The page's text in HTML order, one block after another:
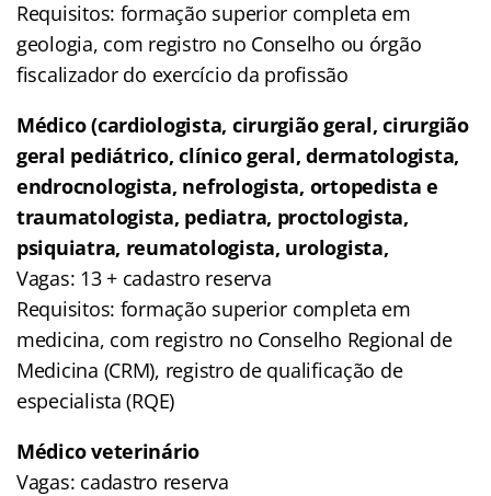
Requisitos: formação superior completa em
geologia, com registro no Conselho ou órgão
fiscalizador do exercício da profissão
Médico (cardiologista, cirurgião geral, cirurgião
geral pediátrico, clínico geral,dermatologista,
endrocnologista, nefrologista, ortopedista e
traumatologista, pediatra, proctologista,
psiquiatra, reumatologista, urologista,
Vagas: 13 + cadastro reserva
Requisitos: formação superior completa em
medicina, com registro no Conselho Regional de
Medicina (CRM), registro de qualificação de
especialista (RQE)
Médico veterinário
Vagas: cadastro reserva